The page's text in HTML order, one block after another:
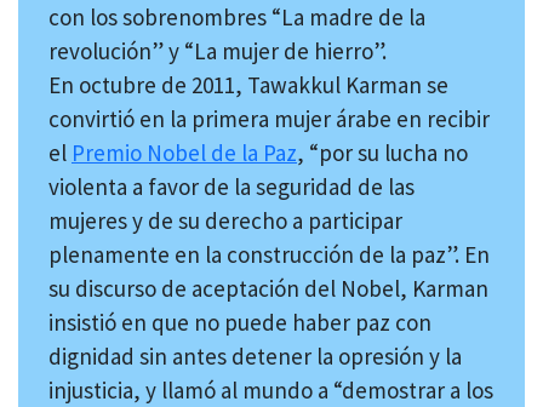
con los sobrenombres “La madre de la
revolución” y “La mujer de hierro”.
En octubre de 2011, Tawakkul Karman se
convirtió en la primera mujer árabe en recibir
el Premio Nobel de la Paz, “por su lucha no
violenta a favor de la seguridad de las
mujeres y de su derecho a participar
plenamente en la construcción de la paz”. En
su discurso de aceptación del Nobel, Karman
insistió en que no puede haber paz con
dignidad sin antes detener la opresión y la
injusticia, y llamó al mundo a “demostrar a los